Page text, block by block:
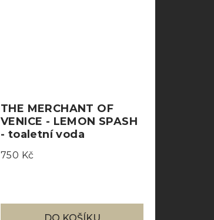
THE MERCHANT OF
VENICE - LEMON SPASH
- toaletní voda
750 Kč